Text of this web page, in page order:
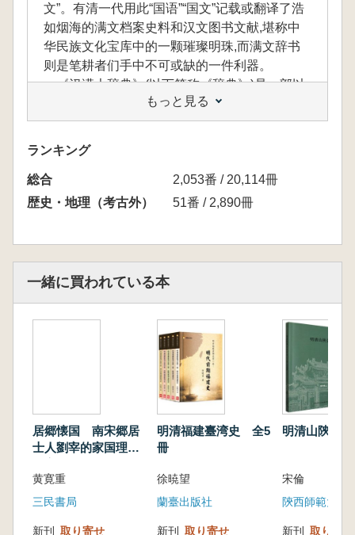
文”。有清一代用此“国语”“国文”记载或翻译了浩
如烟海的满文档案史料和汉文图书文献,堪称中
华民族文化宝库中的一颗璀璨明珠,而满文辞书
则是笔耕者们手中不可或缺的一件利器。
《汉满大辞典》(以下简称《辞典》)是一部以
收编满语文词语为主,收录字、词、词组、熟
语、成语、术语等条目6万余条的大型辞书。
《辞典》中分有主词条和副词条,其一词多音者
按音序排列,一词多义者分立义项,一词同义者列
于同一义项之下,并举有例句说明该词的用法。
该《辞典》是借鉴《现代汉语词典》汉字音序进
いた言語・文字であり、清朝においては「国
語」「国文」として公式に用いられていまし
た。清代には、この「国語」「国文」によって
膨大な満文の史料や漢文文献が記録・翻訳され
ており、満文はまさに中華文化の宝庫に輝く一
つの精華といえるでしょう。満文辞書は、研究
者にとって欠かすことのできない重要な道具で
『漢満大辞典』(以下『辞典』)は、満語・満
文の語彙を中心に、字・語・語句・慣用句・成
語・専門用語など、6万以上の項目を収録した
もっと見る
ランキング
総合
2,053番 / 20,114冊
歴史・地理（考古外）
51番 / 2,890冊
一緒に買われている本
居郷懐国 南宋郷居
士人劉宰的家国理念
黄寛重
三民書局
新刊 取り寄せ
明清福建臺湾史 全5
冊
徐暁望
蘭臺出版社
新刊 取り寄せ
明清山陝会
宋倫
陝西師範大学
新刊 取り寄せ